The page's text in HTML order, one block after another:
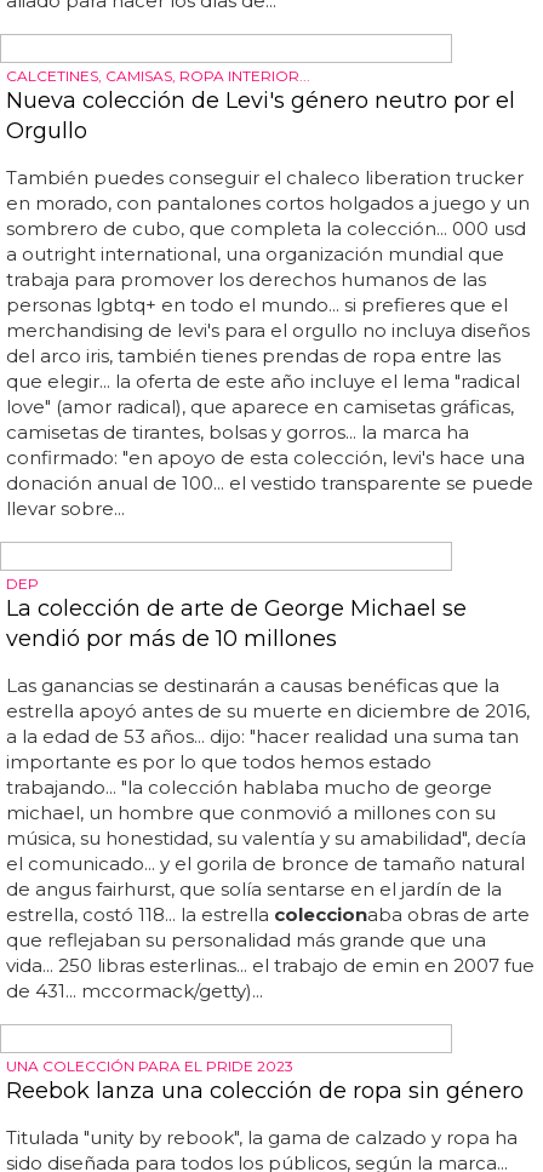
¡LÍNEA UNDERWEAR YA!
Gerard Piqué, sin paquete ni piquetón
La nueva colección nos muestra a un piqué blandito con
todos pastel... pero por lo que hemos visto aún no se
atreven con la ropa interior, como ha hecho david
beckham en h&m... estamos pensando en hacer un
piqué ha renovado con mango h... estamos seguros de
que de hacerlo, sería un éxito total pero de momento las
fotos de piqué para mango no incluyen ni paquete ni
estará a la venta próximamente... porque piqué, aunque
no enseñe ni el paquete ni el piquetón es guapo a
rabiar...
Men in Black sobre la pasarela de YSL